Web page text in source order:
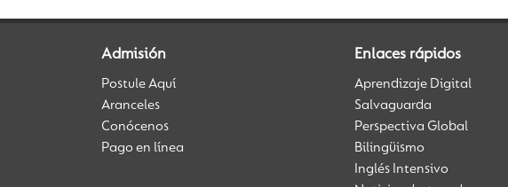
Admisión
Postule Aquí
Aranceles
Conócenos
Pago en línea
Enlaces rápidos
Aprendizaje Digital
Salvaguarda
Perspectiva Global
Bilingüismo
Inglés Intensivo